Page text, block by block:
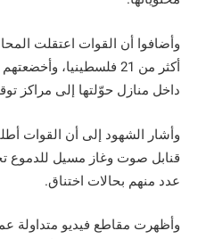
وأضافوا أن القوات اعتقلت
أكثر من 21 فلسطينيا،
داخل منازل حوّلتها إلى مراكز
وأشار الشهود إلى أن القوات
قنابل صوت وغاز مسيل للدموع
عدد منهم بحالات اختناق.
وأظهرت مقاطع فيديو متداولة